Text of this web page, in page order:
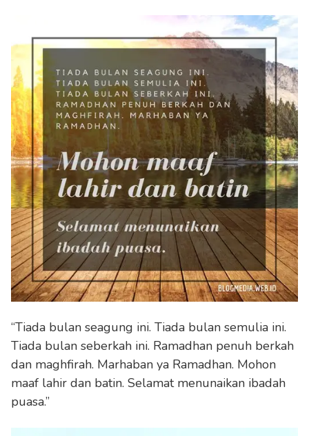
“Tiada bulan seagung ini. Tiada bulan semulia ini.
Tiada bulan seberkah ini. Ramadhan penuh berkah
dan maghfirah. Marhaban ya Ramadhan. Mohon
maaf lahir dan batin. Selamat menunaikan ibadah
puasa.”